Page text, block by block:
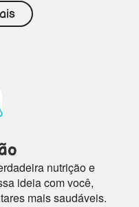
nutrição e
ideia com você,
mais saudáveis.